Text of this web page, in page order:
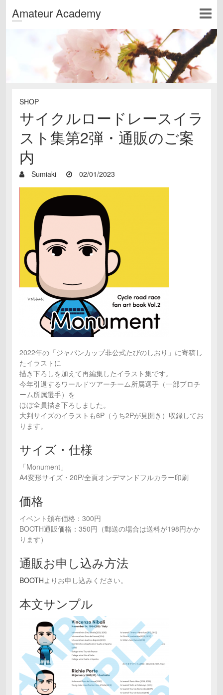
Amateur Academy
SHOP
サイクルロードレースイラ
スト集第2弾・通販のご案
内
Sumiaki 02/01/2023
2022年の「ジャパンカップ非公式たびのしおり」に寄稿し
たイラストに
描き下ろしを加えて再編集したイラスト集です。
今年引退するワールドツアーチーム所属選手（一部プロチ
ーム所属選手）を
ほぼ全員描き下ろしました。
大判サイズのイラストも6P（うち2Pが見開き）収録してお
ります。
サイズ・仕様
「Monument」
A4変形サイズ・20P/全頁オンデマンドフルカラー印刷
価格
イベント頒布価格：300円
BOOTH通販価格：350円（郵送の場合は送料が198円かか
ります）
通販お申し込み方法
BOOTHよりお申し込みください。
本文サンプル